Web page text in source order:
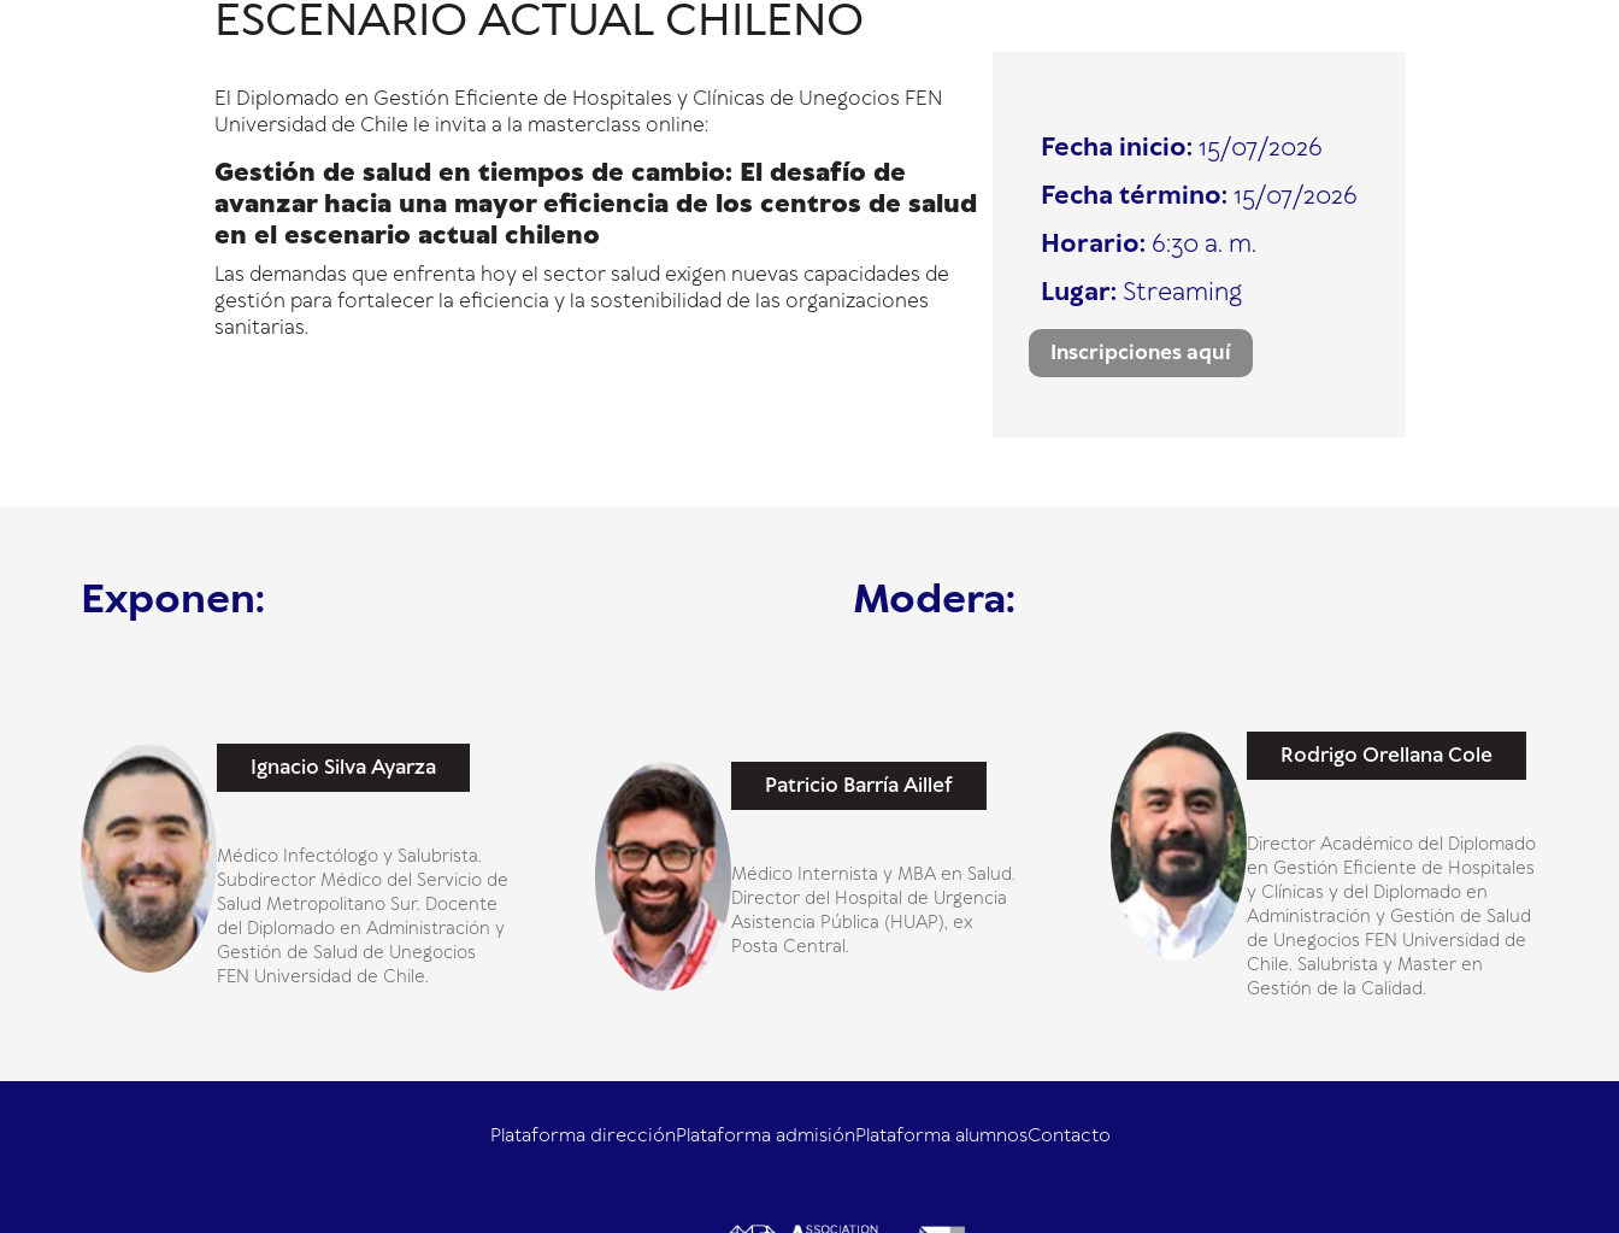
ESCENARIO ACTUAL CHILENO
El Diplomado en Gestión Eficiente de Hospitales y Clínicas de Unegocios FEN
Universidad de Chile le invita a la masterclass online:
Gestión de salud en tiempos de cambio: El desafío de
avanzar hacia una mayor eficiencia de los centros de salud
en el escenario actual chileno
Las demandas que enfrenta hoy el sector salud exigen nuevas capacidades de
gestión para fortalecer la eficiencia y la sostenibilidad de las organizaciones
sanitarias.
Fecha inicio: 15/07/2026
Fecha término: 15/07/2026
Horario: 6:30 a. m.
Lugar: Streaming
Inscripciones aquí
Exponen: Modera:
Ignacio Silva Ayarza
Médico Infectólogo y Salubrista.
Subdirector Médico del Servicio de
Salud Metropolitano Sur. Docente
del Diplomado en Administración y
Gestión de Salud de Unegocios
FEN Universidad de Chile.
Patricio Barría Aillef
Médico Internista y MBA en Salud.
Director del Hospital de Urgencia
Asistencia Pública (HUAP), ex
Posta Central.
Rodrigo Orellana Cole
Director Académico del Diplomado
en Gestión Eficiente de Hospitales
y Clínicas y del Diplomado en
Administración y Gestión de Salud
de Unegocios FEN Universidad de
Chile. Salubrista y Master en
Gestión de la Calidad.
Plataforma direcciónPlataforma admisiónPlataforma alumnosContacto